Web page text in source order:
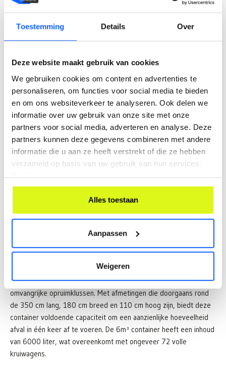
Toestemming Details Over
Deze website maakt gebruik van cookies
We gebruiken cookies om content en advertenties te
personaliseren, om functies voor social media te bieden
en om ons websiteverkeer te analyseren. Ook delen we
informatie over uw gebruik van onze site met onze
partners voor social media, adverteren en analyse. Deze
partners kunnen deze gegevens combineren met andere
informatie die u aan ze heeft verstrekt of die ze hebben
verzameld op basis van uw gebruik van hun services.
Alles toestaan
Aanpassen
Weigeren
Huren
Meest gekozen
Ongeveer 72
kruiwagens
6m³
Bouw en sloopafval
container
381,-
Incl. btw
Huren Maattabel
6m³ Container: Ruimte voor middelgrote
projecten
is ideaal voor middelgrote projecten zoals
uitgebreide tuinwerkzaamheden, grotere verbouwingen of
omvangrijke opruimklussen. Met afmetingen die doorgaans rond
de 350 cm lang, 180 cm breed en 110 cm hoog zijn, biedt deze
container voldoende capaciteit om een aanzienlijke hoeveelheid
afval in één keer af te voeren. De 6m³ container heeft een inhoud
van 6000 liter, wat overeenkomt met ongeveer 72 volle
kruiwagens.